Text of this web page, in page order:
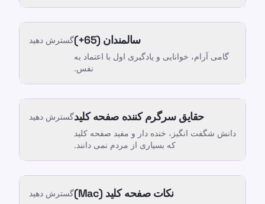
سالمندان (65+)
گامی آرام، خوانایی و یادگیری اول با اعتماد به
نفس.
گسترش دهید
حقایق سرگرم کننده صفحه کلید
دانش شگفت انگیز، خنده دار و مفید صفحه کلید
که بسیاری از مردم نمی دانند.
گسترش دهید
نکات صفحه کلید (Mac) گسترش دهید